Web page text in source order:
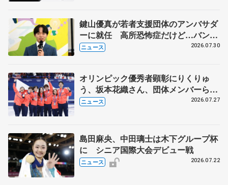
鍵山優真が若者支援団体のアンバサダ
ーに就任 高所恐怖症だけど…バンジ
ージャンプに挑戦も？
ニュース 2026.07.30
オリンピック優秀者顕彰にりくりゅ
う、坂本花織さん、団体メンバーら
8月7日に文科省が表彰式、ブルーノ・
ニュース 2026.07.27
島田麻央、中田璃士は木下グループ杯
に シニア国際大会デビュー戦
ニュース 2026.07.22